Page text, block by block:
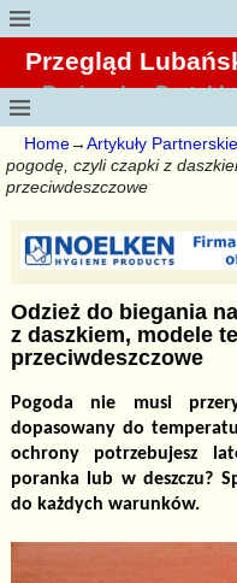
Przegląd
Regionalny Portal
Home→Artykuły Partnerskie
pogodę, czyli czapki z
przeciwdeszczowe
Odzież do biegania
z daszkiem, modele
przeciwdeszczowe
Pogoda nie musi
dopasowany do
ochrony potrzebujesz
poranka lub w deszczu?
do każdych warunków.